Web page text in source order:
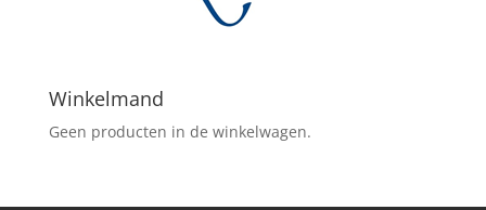
Winkelmand
Geen producten in de winkelwagen.